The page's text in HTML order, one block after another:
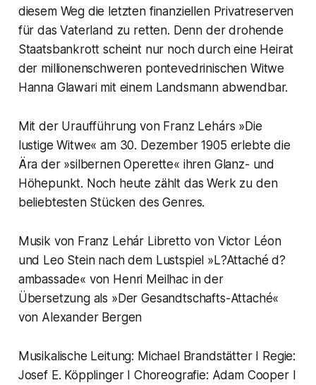
diesem Weg die letzten finanziellen Privatreserven
für das Vaterland zu retten. Denn der drohende
Staatsbankrott scheint nur noch durch eine Heirat
der millionenschweren pontevedrinischen Witwe
Hanna Glawari mit einem Landsmann abwendbar.
Mit der Uraufführung von Franz Lehárs »Die
lustige Witwe« am 30. Dezember 1905 erlebte die
Ära der »silbernen Operette« ihren Glanz- und
Höhepunkt. Noch heute zählt das Werk zu den
beliebtesten Stücken des Genres.
Musik von Franz Lehár Libretto von Victor Léon
und Leo Stein nach dem Lustspiel »L?Attaché d?
ambassade« von Henri Meilhac in der
Übersetzung als »Der Gesandtschafts-Attaché«
von Alexander Bergen
Musikalische Leitung: Michael Brandstätter I Regie:
Josef E. Köpplinger I Choreografie: Adam Cooper I